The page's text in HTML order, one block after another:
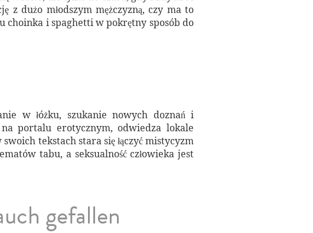
z dużo młodszym mężczyzną, czy ma to
choinka i spaghetti w pokrętny sposób do
w łóżku, szukanie nowych doznań i
portalu erotycznym, odwiedza lokale
tekstach stara się łączyć mistycyzm
tabu, a seksualność człowieka jest
gefallen